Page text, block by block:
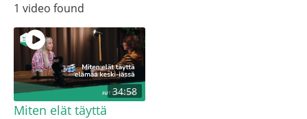
1 video found
34:58
Miten elät täyttä